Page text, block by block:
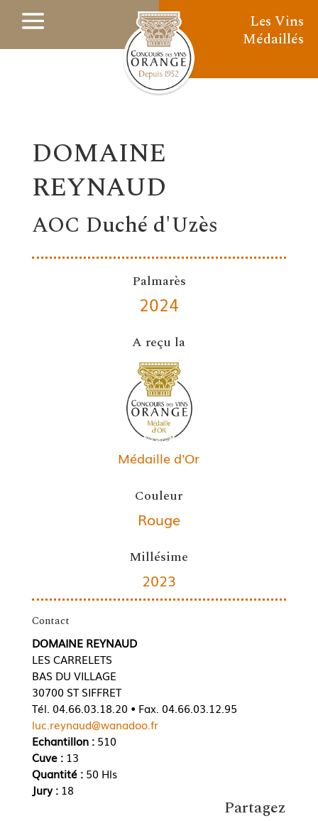
Les Vins
Médaillés
DOMAINE
REYNAUD
AOC Duché d'Uzès
Palmarès
2024
A reçu la
Médaille d'Or
Couleur
Rouge
Millésime
2023
Contact
DOMAINE REYNAUD
LES CARRELETS
BAS DU VILLAGE
30700 ST SIFFRET
Tél. 04.66.03.18.20 • Fax. 04.66.03.12.95
luc.reynaud@wanadoo.fr
Echantillon :510
Cuve : 13
Quantité : 50 Hls
Jury : 18
Partagez